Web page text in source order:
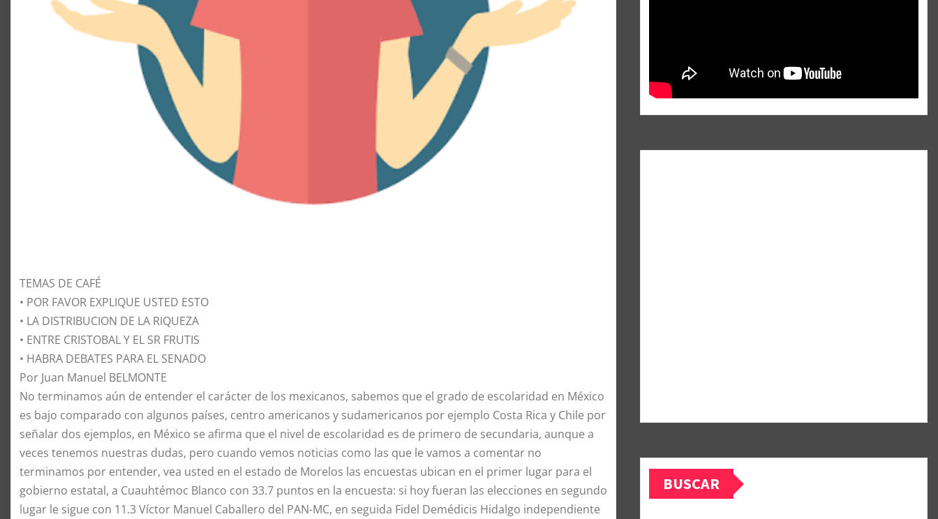
TEMAS DE CAFÉ
• POR FAVOR EXPLIQUE USTED ESTO
• LA DISTRIBUCION DE LA RIQUEZA
• ENTRE CRISTOBAL Y EL SR FRUTIS
• HABRA DEBATES PARA EL SENADO
Por Juan Manuel BELMONTE
No terminamos aún de entender el carácter de los mexicanos, sabemos que el grado de escolaridad en México
es bajo comparado con algunos países, centro americanos y sudamericanos por ejemplo Costa Rica y Chile por
señalar dos ejemplos, en México se afirma que el nivel de escolaridad es de primero de secundaria, aunque a
veces tenemos nuestras dudas, pero cuando vemos noticias como las que le vamos a comentar no
terminamos por entender, vea usted en el estado de Morelos las encuestas ubican en el primer lugar para el
gobierno estatal, a Cuauhtémoc Blanco con 33.7 puntos en la encuesta: si hoy fueran las elecciones en segundo
lugar le sigue con 11.3 Víctor Manuel Caballero del PAN-MC, en seguida Fidel Demédicis Hidalgo independiente
BUSCAR